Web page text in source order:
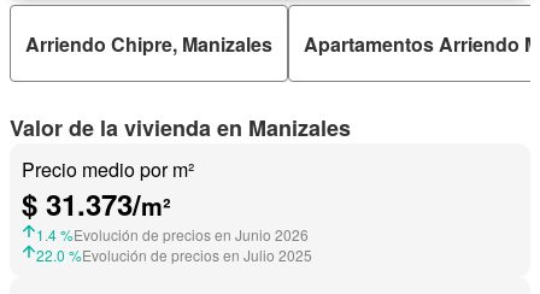
Arriendo Chipre, Manizales Apartamentos Arriendo
Valor de la vivienda en Manizales
Precio medio por m²
$ 31.373/m²
1.4 %Evolución de precios en Junio 2026
22.0 %Evolución de precios en Julio 2025